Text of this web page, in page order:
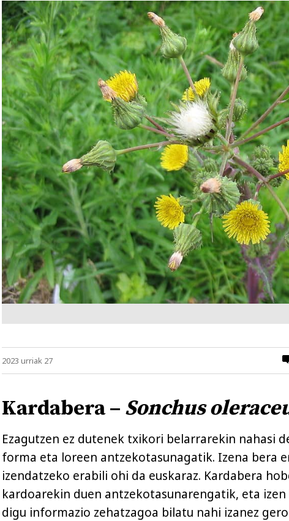
2023 urriak 27
Kardabera – Sonchus
Ezagutzen ez dutenek txikori belarrarekin nahasi
forma eta loreen antzekotasunagatik. Izena bera
izendatzeko erabili ohi da euskaraz. Kardabera
kardoarekin duen antzekotasunarengatik, eta
digu informazio zehatzagoa bilatu nahi izanez